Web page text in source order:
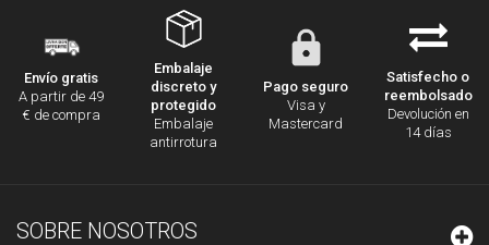
Envío gratis
A partir de 49
€ de compra
Embalaje
discreto y
protegido
Embalaje
antirrotura
Pago seguro
Visa y
Mastercard
Satisfecho o
reembolsado
Devolución en
14 días
SOBRE NOSOTROS